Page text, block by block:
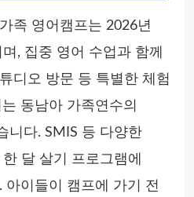
족 영어캠프는 2026년
, 집중 영어 수업과 함께
디오 방문 등 특별한 체험
동남아 가족연수의
니다. SMIS 등 다양한
달 살기 프로그램에
아이들이 캠프에 가기 전